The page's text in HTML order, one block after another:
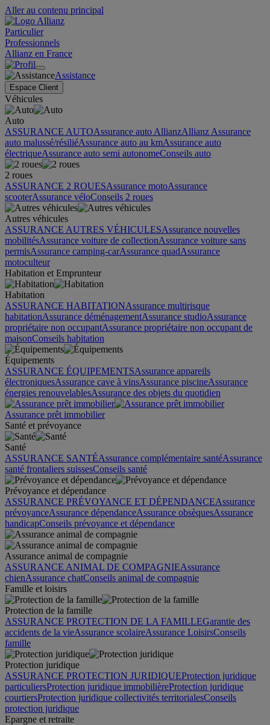
Aller au contenu principal
Particulier
Professionnels
Allianz en France
Assistance
Espace Client
Véhicules
Auto
ASSURANCE AUTOAssurance auto AllianzAllianz Assurance
auto malussé/résiliéAssurance auto au kmAssurance auto
électriqueAssurance auto semi autonomeConseils auto
2 roues
ASSURANCE 2 ROUESAssurance motoAssurance
scooterAssurance véloConseils 2 roues
Autres véhicules
ASSURANCE AUTRES VÉHICULESAssurance nouvelles
mobilitésAssurance voiture de collectionAssurance voiture sans
permisAssurance camping-carAssurance quadAssurance
motoculteur
Habitation et Emprunteur
Habitation
ASSURANCE HABITATIONAssurance multirisque
habitationAssurance déménagementAssurance studioAssurance
propriétaire non occupantAssurance propriétaire non occupant de
maisonConseils habitation
Équipements
ASSURANCE ÉQUIPEMENTSAssurance appareils
électroniquesAssurance cave à vinsAssurance piscineAssurance
énergies renouvelablesAssurance des objets du quotidien
Assurance prêt immobilier
Santé et prévoyance
Santé
ASSURANCE SANTÉAssurance complémentaire santéAssurance
santé frontaliers suissesConseils santé
Prévoyance et dépendance
ASSURANCE PRÉVOYANCE ET DÉPENDANCEAssurance
prévoyanceAssurance dépendanceAssurance obsèquesAssurance
handicapConseils prévoyance et dépendance
Assurance animal de compagnie
ASSURANCE ANIMAL DE COMPAGNIEAssurance
chienAssurance chatConseils animal de compagnie
Famille et loisirs
Protection de la famille
ASSURANCE PROTECTION DE LA FAMILLEGarantie des
accidents de la vieAssurance scolaireAssurance LoisirsConseils
famille
Protection juridique
ASSURANCE PROTECTION JURIDIQUEProtection juridique
particuliersProtection juridique immobilièreProtection juridique
courtiersProtection juridique collectivités territorialesConseils
protection juridique
Epargne et retraite